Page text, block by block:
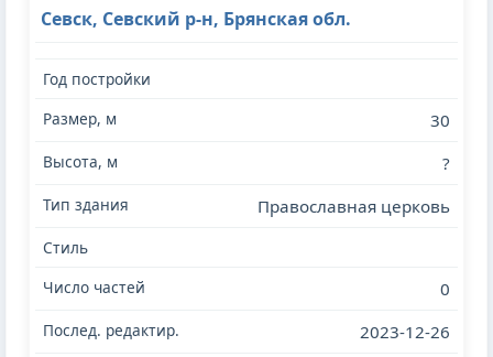
Севск, Севский р-н, Брянская обл.
30
?
Православная церковь
0
2023-12-26